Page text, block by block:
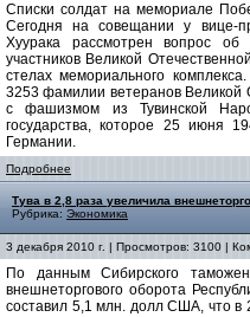
Списки солдат на мемориале
Сегодня на совещании у вице-
Хуурака рассмотрен вопрос об
участников Великой
стелах мемориального
3253 фамилии ветеранов Великой
с фашизмом из Тувинской
государства, которое 25 июня
Германии.
Подробнее
Тува в 2,8 раза увеличила
Рубрика: Экономика
3 декабря 2010 г. | Просмотров: 3100 |
По данным Сибирского
внешнеторгового оборота
составил 5,1 млн. долл США, что в